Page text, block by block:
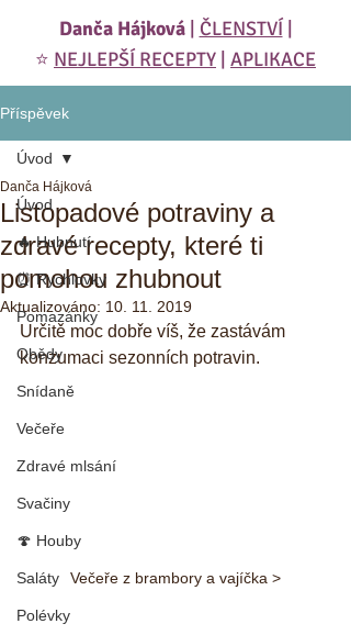
Danča Hájková| ČLENSTVÍ
⭐️ NEJLEPŠÍ RECEPTY APLIKACE
Příspěvek
Úvod
🔥 Hubnutí
⏰ Rychlovky
Pomazánky
Obědy
Snídaně
Večeře
Zdravé mlsání
Svačiny
🍄 Houby
Saláty
Polévky
Úvod
Listopadové potraviny a
zdravé recepty, které ti
pomohou zhubnout
Danča Hájková
Aktualizováno: 10. 11. 2019
Určitě moc dobře víš, že zastávám
konzumaci sezonních potravin.
Večeře z brambory a vajíčka >